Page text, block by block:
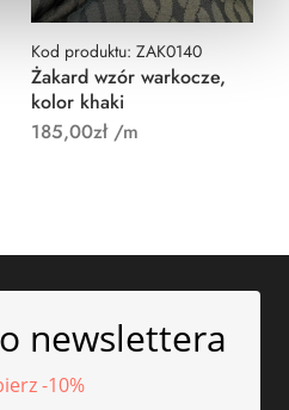
Kod produktu: ZAK0140
Żakard wzór warkocze,
kolor khaki
185,00zł/m
newslettera
-10%